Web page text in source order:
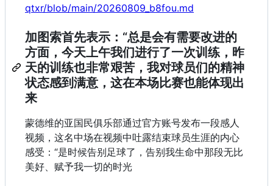
qtxr/blob/main/20260809_b8fou.md
加图索首先表示：“总是会有需要改进的
方面，今天上午我们进行了一次训练，昨
天的训练也非常艰苦，我对球员们的精神
状态感到满意，这在本场比赛也能体现出
来
蒙德维的亚国民俱乐部通过官方账号发布一段感人
视频，这名中场在视频中吐露结束球员生涯的内心
感受：“是时候告别足球了，告别我生命中那段无比
美好、赋予我一切的时光